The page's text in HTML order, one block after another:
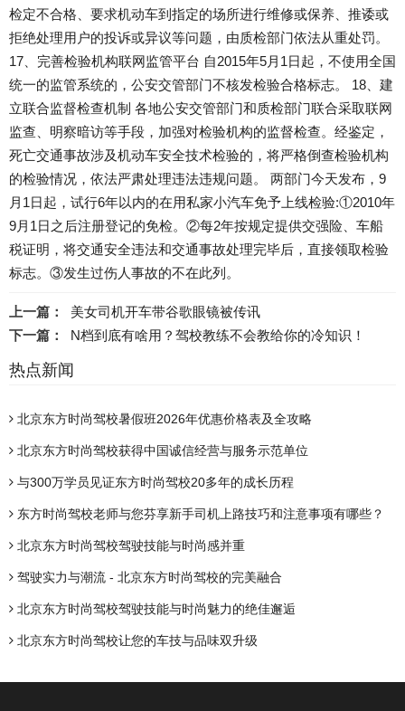
检定不合格、要求机动车到指定的场所进行维修或保养、推诿或
拒绝处理用户的投诉或异议等问题，由质检部门依法从重处罚。
17、完善检验机构联网监管平台 自2015年5月1日起，不使用全国
统一的监管系统的，公安交管部门不核发检验合格标志。 18、建
立联合监督检查机制 各地公安交管部门和质检部门联合采取联网
监查、明察暗访等手段，加强对检验机构的监督检查。经鉴定，
死亡交通事故涉及机动车安全技术检验的，将严格倒查检验机构
的检验情况，依法严肃处理违法违规问题。 两部门今天发布，9
月1日起，试行6年以内的在用私家小汽车免予上线检验:①2010年
9月1日之后注册登记的免检。②每2年按规定提供交强险、车船
税证明，将交通安全违法和交通事故处理完毕后，直接领取检验
标志。③发生过伤人事故的不在此列。
上一篇：
美女司机开车带谷歌眼镜被传讯
下一篇：
N档到底有啥用？驾校教练不会教给你的冷知识！
热点新闻
北京东方时尚驾校暑假班2026年优惠价格表及全攻略
北京东方时尚驾校获得中国诚信经营与服务示范单位
与300万学员见证东方时尚驾校20多年的成长历程
东方时尚驾校老师与您芬享新手司机上路技巧和注意事项有哪些？
北京东方时尚驾校驾驶技能与时尚感并重
驾驶实力与潮流 - 北京东方时尚驾校的完美融合
北京东方时尚驾校驾驶技能与时尚魅力的绝佳邂逅
北京东方时尚驾校让您的车技与品味双升级